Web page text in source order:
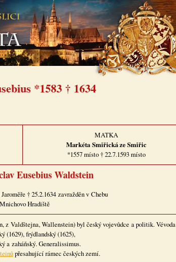
*1583 † 1634
MATKA
Markéta Smiřická ze Smiřic
*1557 místo † 22.7.1593 místo
Eusebius Waldstein
† 25.2.1634 zavražděn v Chebu
Hradiště
z Valdštejna, Wallenstein) byl český vojevůdce a politik. Vévoda
(1629), frýdlandský (1625),
a zaháňský. Generalissimus.
přesahující rámec českých zemí.